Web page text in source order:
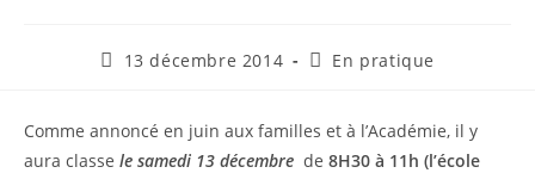
Publication
13 décembre 2014
PostEn pratique
Comme annoncé en juin aux familles et à l’Académie, il y
aura classe le samedi 13 décembre de 8H30 à 11h (l’école